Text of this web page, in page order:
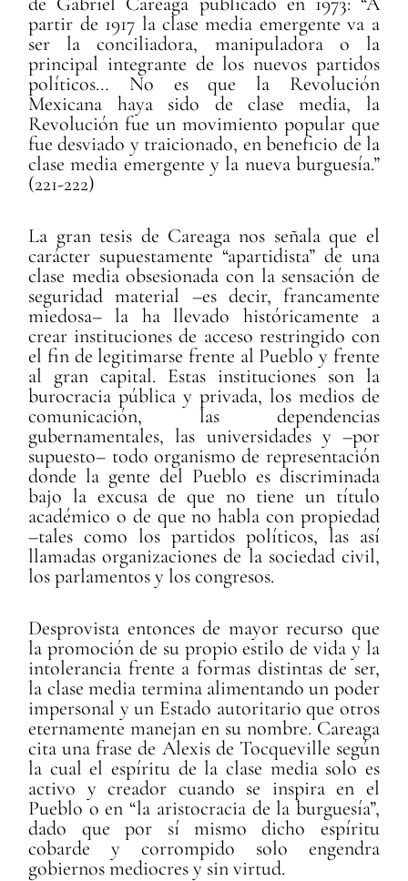
partir de 1917 la clase media emergente va a
ser la conciliadora, manipuladora o la
principal integrante de los nuevos partidos
políticos… No es que la Revolución
Mexicana haya sido de clase media, la
Revolución fue un movimiento popular que
fue desviado y traicionado, en beneficio de la
clase media emergente y la nueva burguesía.”
(221-222)
La gran tesis de Careaga nos señala que el
carácter supuestamente “apartidista” de una
clase media obsesionada con la sensación de
seguridad material –es decir, francamente
miedosa– la ha llevado históricamente a
crear instituciones de acceso restringido con
el fin de legitimarse frente al Pueblo y frente
al gran capital. Estas instituciones son la
burocracia pública y privada, los medios de
comunicación, las dependencias
gubernamentales, las universidades y –por
supuesto– todo organismo de representación
donde la gente del Pueblo es discriminada
bajo la excusa de que no tiene un título
académico o de que no habla con propiedad
–tales como los partidos políticos, las así
llamadas organizaciones de la sociedad civil,
los parlamentos y los congresos.
Desprovista entonces de mayor recurso que
la promoción de su propio estilo de vida y la
intolerancia frente a formas distintas de ser,
la clase media termina alimentando un poder
impersonal y un Estado autoritario que otros
eternamente manejan en su nombre. Careaga
cita una frase de Alexis de Tocqueville según
la cual el espíritu de la clase media solo es
activo y creador cuando se inspira en el
Pueblo o en “la aristocracia de la burguesía”,
dado que por sí mismo dicho espíritu
cobarde y corrompido solo engendra
gobiernos mediocres y sin virtud.